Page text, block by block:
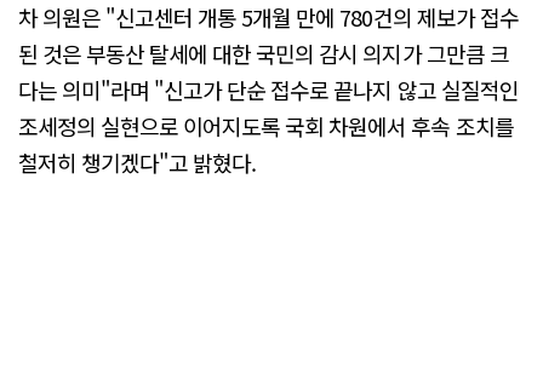
차 의원은 "신고센터 개통 5개월 만에 780건의 제보가 접수
된 것은 부동산 탈세에 대한 국민의 감시 의지가 그만큼 크
다는 의미"라며 "신고가 단순 접수로 끝나지 않고 실질적인
조세정의 실현으로 이어지도록 국회 차원에서 후속 조치를
철저히 챙기겠다"고 밝혔다.